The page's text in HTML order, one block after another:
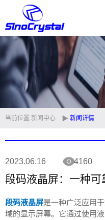
首页
公司简介
产品中心
技术支持
视频中心
新闻中心
联系我们
定制品
当前位置:新闻中心 新闻详情
2023.06.16 4160
段码液晶屏：一种
段码液晶屏是一种广泛应用
域的显示屏幕。它通过使用